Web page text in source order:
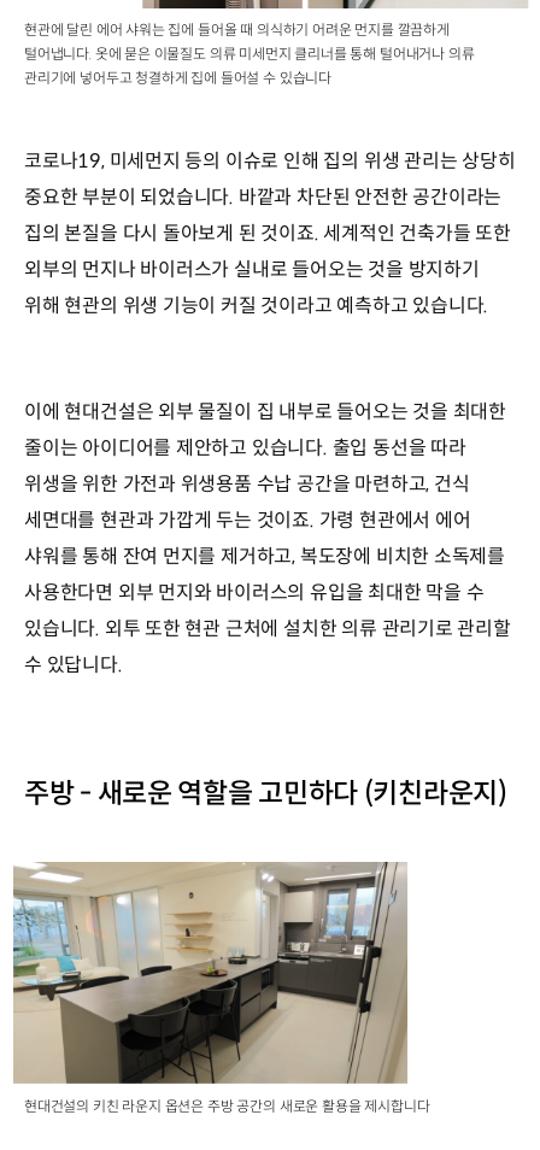
현관에 달린 에어 샤워는 집에 들어올 때 의식하기 어려운 먼지를 깔끔하게
털어냅니다. 옷에 묻은 이물질도 의류 미세먼지 클리너를 통해 털어내거나 의류
관리기에 넣어두고 청결하게 집에 들어설 수 있습니다
코로나19, 미세먼지 등의 이슈로 인해 집의 위생 관리는 상당히
중요한 부분이 되었습니다. 바깥과 차단된 안전한 공간이라는
집의 본질을 다시 돌아보게 된 것이죠. 세계적인 건축가들 또한
외부의 먼지나 바이러스가 실내로 들어오는 것을 방지하기
위해 현관의 위생 기능이 커질 것이라고 예측하고 있습니다.
이에 현대건설은 외부 물질이 집 내부로 들어오는 것을 최대한
줄이는 아이디어를 제안하고 있습니다. 출입 동선을 따라
위생을 위한 가전과 위생용품 수납 공간을 마련하고, 건식
세면대를 현관과 가깝게 두는 것이죠. 가령 현관에서 에어
샤워를 통해 잔여 먼지를 제거하고, 복도장에 비치한 소독제를
사용한다면 외부 먼지와 바이러스의 유입을 최대한 막을 수
있습니다. 외투 또한 현관 근처에 설치한 의류 관리기로 관리할
수 있답니다.
주방 - 새로운 역할을 고민하다 (키친라운지)
현대건설의 키친 라운지 옵션은 주방 공간의 새로운 활용을 제시합니다